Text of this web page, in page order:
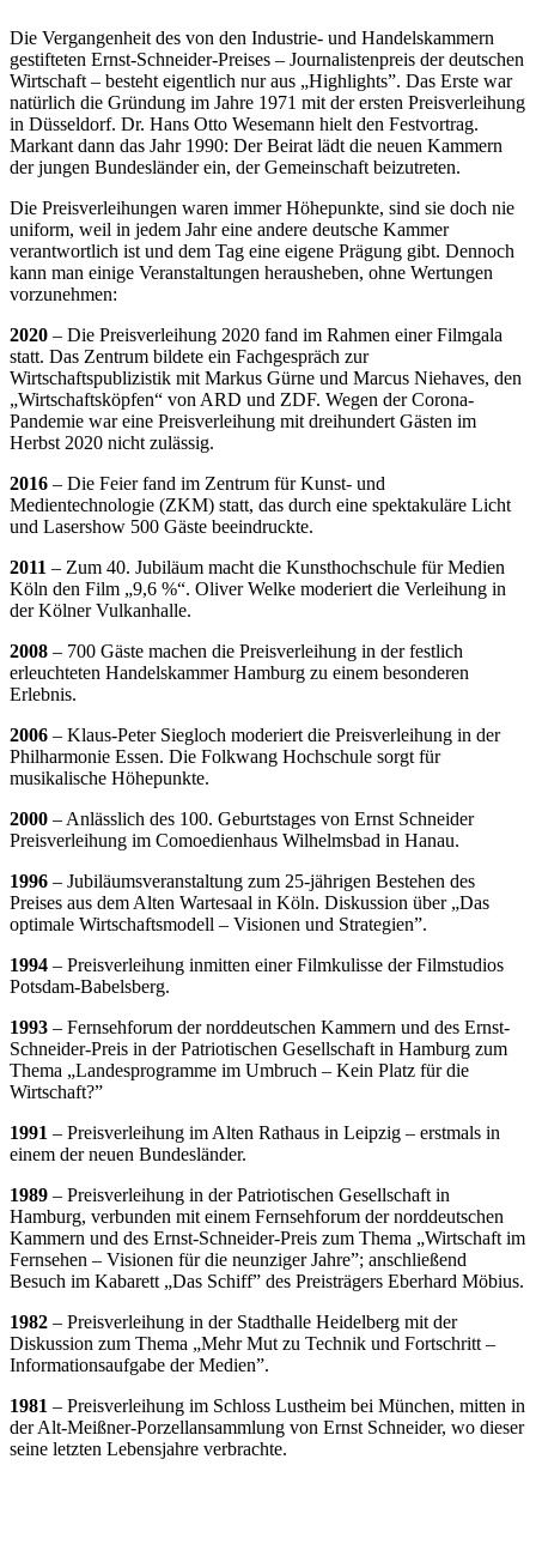
Die Vergangenheit des von den Industrie- und Handelskammern
gestifteten Ernst-Schneider-Preises – Journalistenpreis der deutschen
Wirtschaft – besteht eigentlich nur aus „Highlights”. Das Erste war
natürlich die Gründung im Jahre 1971 mit der ersten Preisverleihung
in Düsseldorf. Dr. Hans Otto Wesemann hielt den Festvortrag.
Markant dann das Jahr 1990: Der Beirat lädt die neuen Kammern
der jungen Bundesländer ein, der Gemeinschaft beizutreten.
Die Preisverleihungen waren immer Höhepunkte, sind sie doch nie
uniform, weil in jedem Jahr eine andere deutsche Kammer
verantwortlich ist und dem Tag eine eigene Prägung gibt. Dennoch
kann man einige Veranstaltungen herausheben, ohne Wertungen
vorzunehmen:
2020 – Die Preisverleihung 2020 fand im Rahmen einer Filmgala
statt. Das Zentrum bildete ein Fachgespräch zur
Wirtschaftspublizistik mit Markus Gürne und Marcus Niehaves, den
„Wirtschaftsköpfen“ von ARD und ZDF. Wegen der Corona-
Pandemie war eine Preisverleihung mit dreihundert Gästen im
Herbst 2020 nicht zulässig.
2016 – Die Feier fand im Zentrum für Kunst- und
Medientechnologie (ZKM) statt, das durch eine spektakuläre Licht
und Lasershow 500 Gäste beeindruckte.
2011 – Zum 40. Jubiläum macht die Kunsthochschule für Medien
Köln den Film „9,6 %“. Oliver Welke moderiert die Verleihung in
der Kölner Vulkanhalle.
2008 – 700 Gäste machen die Preisverleihung in der festlich
erleuchteten Handelskammer Hamburg zu einem besonderen
Erlebnis.
2006 – Klaus-Peter Siegloch moderiert die Preisverleihung in der
Philharmonie Essen. Die Folkwang Hochschule sorgt für
musikalische Höhepunkte.
2000 – Anlässlich des 100. Geburtstages von Ernst Schneider
Preisverleihung im Comoedienhaus Wilhelmsbad in Hanau.
1996 – Jubiläumsveranstaltung zum 25-jährigen Bestehen des
Preises aus dem Alten Wartesaal in Köln. Diskussion über „Das
optimale Wirtschaftsmodell – Visionen und Strategien”.
1994 – Preisverleihung inmitten einer Filmkulisse der Filmstudios
Potsdam-Babelsberg.
1993 – Fernsehforum der norddeutschen Kammern und des Ernst-
Schneider-Preis in der Patriotischen Gesellschaft in Hamburg zum
Thema „Landesprogramme im Umbruch – Kein Platz für die
Wirtschaft?”
1991 – Preisverleihung im Alten Rathaus in Leipzig – erstmals in
einem der neuen Bundesländer.
1989 – Preisverleihung in der Patriotischen Gesellschaft in
Hamburg, verbunden mit einem Fernsehforum der norddeutschen
Kammern und des Ernst-Schneider-Preis zum Thema „Wirtschaft im
Fernsehen – Visionen für die neunziger Jahre”; anschließend
Besuch im Kabarett „Das Schiff” des Preisträgers Eberhard Möbius.
1982 – Preisverleihung in der Stadthalle Heidelberg mit der
Diskussion zum Thema „Mehr Mut zu Technik und Fortschritt –
Informationsaufgabe der Medien”.
1981 – Preisverleihung im Schloss Lustheim bei München, mitten in
der Alt-Meißner-Porzellansammlung von Ernst Schneider, wo dieser
seine letzten Lebensjahre verbrachte.